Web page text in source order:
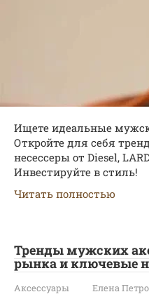
Ищете идеальные
Откройте для себя
несессеры от Diesel,
Инвестируйте в стиль!
Читать полностью
Тренды мужских
рынка и ключевые
Аксессуары Елена